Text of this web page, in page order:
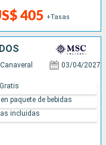
405 +Tasas
03/04/2027
paquete de bebidas
incluidas